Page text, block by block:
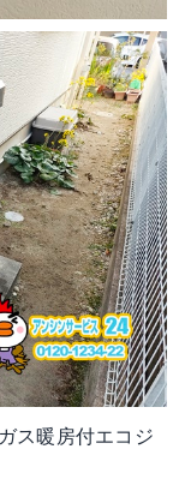
ス暖房付エコジ